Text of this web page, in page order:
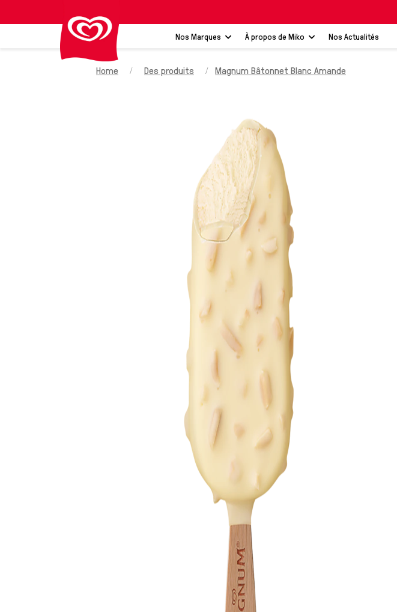
Nos Marques À propos de Miko Nos Actualités
Home Des produits Magnum Bâtonnet Blanc Amande